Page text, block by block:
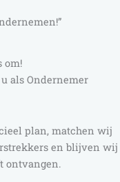
om!
als Ondernemer
plan, matchen wij
en blijven wij
ontvangen.